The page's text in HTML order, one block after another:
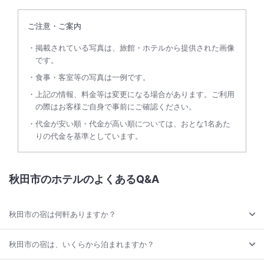
ご注意・ご案内
掲載されている写真は、旅館・ホテルから提供された画像
です。
食事・客室等の写真は一例です。
上記の情報、料金等は変更になる場合があります。ご利用
の際はお客様ご自身で事前にご確認ください。
代金が安い順・代金が高い順については、おとな1名あた
りの代金を基準としています。
秋田市のホテルのよくあるQ&A
秋田市の宿は何軒ありますか？
秋田市の宿は、いくらから泊まれますか？